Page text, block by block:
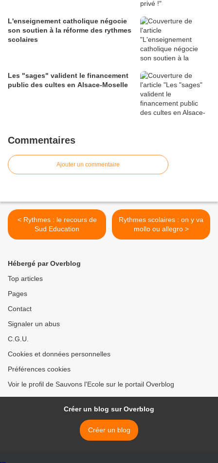
L'enseignement catholique négocie
son soutien à la réforme des rythmes
scolaires
Les "sages" valident le financement
public des cultes en Alsace-Moselle
Commentaires
Ajouter un commentaire
< Rythmes : le recours de
Sud Education
Rythmes scolaires : on y va
mollo ou allegro >
Hébergé par Overblog
Top articles
Pages
Contact
Signaler un abus
C.G.U.
Cookies et données personnelles
Préférences cookies
Voir le profil de Sauvons l'Ecole sur le portail Overblog
Créer un blog sur Overblog
Créer un blog